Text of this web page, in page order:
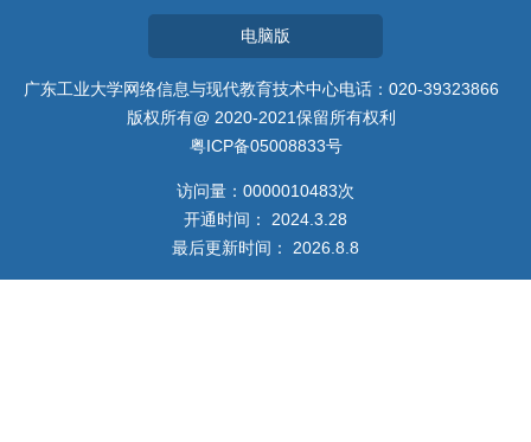
电脑版
广东工业大学网络信息与现代教育技术中心电话：020-39323866
版权所有@ 2020-2021保留所有权利
粤ICP备05008833号
访问量： 0000010483次
开通时间： 2024 3 28
最后更新时间： 2026 8 8